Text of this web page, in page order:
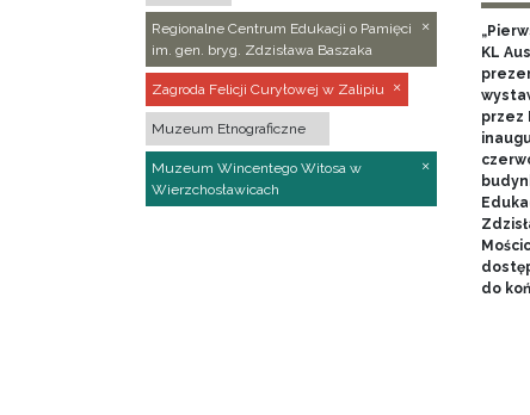
Regionalne Centrum Edukacji o Pamięci
im. gen. bryg. Zdzisława Baszaka
Zagroda Felicji Curyłowej w Zalipiu
Muzeum Etnograficzne
Muzeum Wincentego Witosa w
Wierzchosławicach
KL
przez
do